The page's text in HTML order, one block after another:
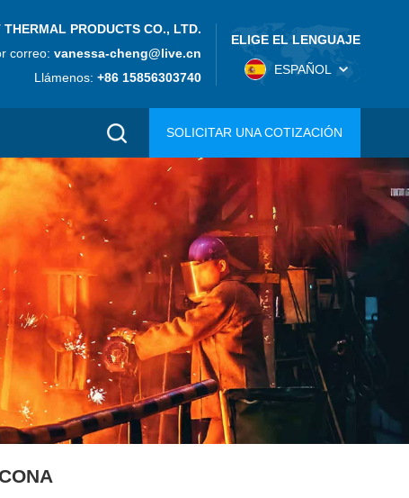
THERMAL PRODUCTS CO., LTD.
correo:vanessa-cheng@live.cn
Llámenos:+86 15856303740
ELIGE EL LENGUAJE
ESPAÑOL
SOLICITAR UNA COTIZACIÓN